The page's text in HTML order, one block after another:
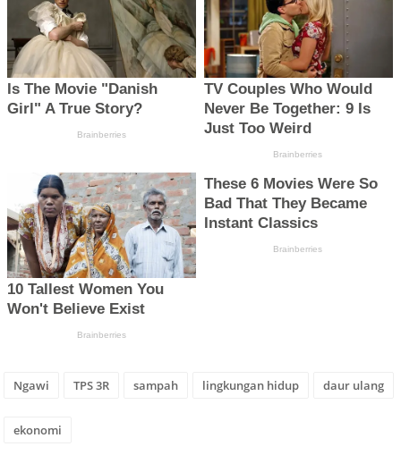
Ngawi TPS 3R sampah lingkungan hidup daur ulang
ekonomi